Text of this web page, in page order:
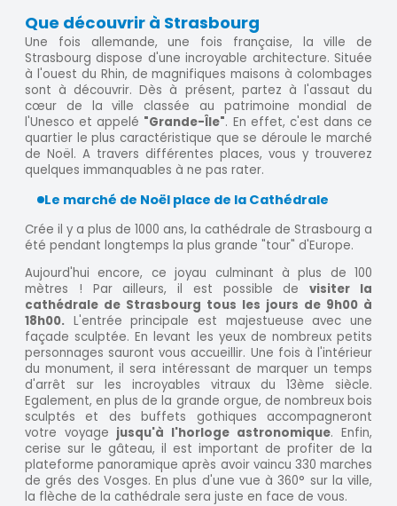
Que découvrir à Strasbourg
Une fois allemande, une fois française, la ville de
Strasbourg dispose d'une incroyable architecture. Située
à l'ouest du Rhin, de magnifiques maisons à colombages
sont à découvrir. Dès à présent, partez à l'assaut du
cœur de la ville classée au patrimoine mondial de
l'Unesco et appelé "Grande-Île". En effet, c'est dans ce
quartier le plus caractéristique que se déroule le marché
de Noël. A travers différentes places, vous y trouverez
quelques immanquables à ne pas rater.
Le marché de Noël place de la Cathédrale
Crée il y a plus de 1000 ans, la cathédrale de Strasbourg a
été pendant longtemps la plus grande "tour" d'Europe.
Aujourd'hui encore, ce joyau culminant à plus de 100
mètres ! Par ailleurs, il est possible devisiter la
cathédrale de Strasbourg tous les jours de 9h00 à
18h00. L'entrée principale est majestueuse avec une
façade sculptée. En levant les yeux de nombreux petits
personnages sauront vous accueillir. Une fois à l'intérieur
du monument, il sera intéressant de marquer un temps
d'arrêt sur les incroyables vitraux du 13ème siècle.
Egalement, en plus de la grande orgue, de nombreux bois
sculptés et des buffets gothiques accompagneront
votre voyage jusqu'à l'horloge astronomique. Enfin,
cerise sur le gâteau, il est important de profiter de la
plateforme panoramique après avoir vaincu 330 marches
de grés des Vosges. En plus d'une vue à 360° sur la ville,
la flèche de la cathédrale sera juste en face de vous.